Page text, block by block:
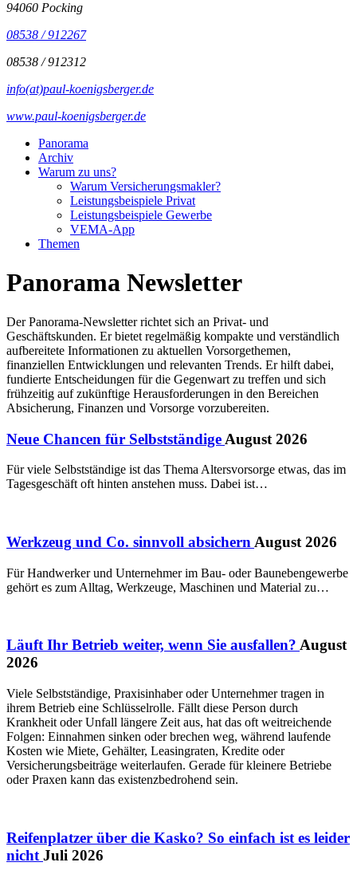
94060 Pocking
08538 / 912267
08538 / 912312
info(at)paul-koenigsberger.de
www.paul-koenigsberger.de
Panorama
Archiv
Warum zu uns?
Warum Versicherungsmakler?
Leistungsbeispiele Privat
Leistungsbeispiele Gewerbe
VEMA-App
Themen
Panorama Newsletter
Der Panorama-Newsletter richtet sich an Privat- und
Geschäftskunden. Er bietet regelmäßig kompakte und verständlich
aufbereitete Informationen zu aktuellen Vorsorgethemen,
finanziellen Entwicklungen und relevanten Trends. Er hilft dabei,
fundierte Entscheidungen für die Gegenwart zu treffen und sich
frühzeitig auf zukünftige Herausforderungen in den Bereichen
Absicherung, Finanzen und Vorsorge vorzubereiten.
Neue Chancen für Selbstständige August 2026
Für viele Selbstständige ist das Thema Altersvorsorge etwas, das im
Tagesgeschäft oft hinten anstehen muss. Dabei ist…
Werkzeug und Co. sinnvoll absichern August 2026
Für Handwerker und Unternehmer im Bau- oder Baunebengewerbe
gehört es zum Alltag, Werkzeuge, Maschinen und Material zu…
Läuft Ihr Betrieb weiter, wenn Sie ausfallen? August
2026
Viele Selbstständige, Praxisinhaber oder Unternehmer tragen in
ihrem Betrieb eine Schlüsselrolle. Fällt diese Person durch
Krankheit oder Unfall längere Zeit aus, hat das oft weitreichende
Folgen: Einnahmen sinken oder brechen weg, während laufende
Kosten wie Miete, Gehälter, Leasingraten, Kredite oder
Versicherungsbeiträge weiterlaufen. Gerade für kleinere Betriebe
oder Praxen kann das existenzbedrohend sein.
Reifenplatzer über die Kasko? So einfach ist es leider
nicht Juli 2026